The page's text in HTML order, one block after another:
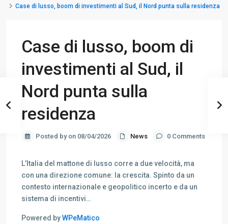
Case di lusso, boom di investimenti al Sud, il Nord punta sulla residenza
Case di lusso, boom di
investimenti al Sud, il
Nord punta sulla
residenza
Posted by on 08/04/2026 News 0 Comments
L’Italia del mattone di lusso corre a due velocità, ma
con una direzione comune: la crescita. Spinto da un
contesto internazionale e geopolitico incerto e da un
sistema di incentivi…
Powered byWPeMatico